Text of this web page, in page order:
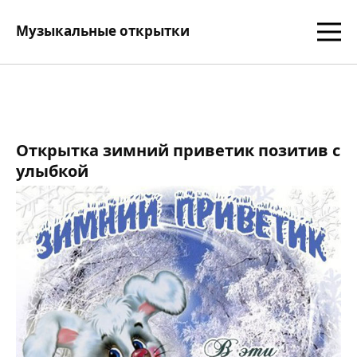
Музыкальные открытки
Открытка зимний приветик позитив с
улыбкой